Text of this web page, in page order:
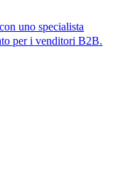
uno specialista
per i venditori B2B.